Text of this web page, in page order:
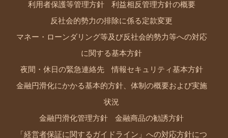
利用者保護等管理方針 利益相反管理方針の概要
反社会的勢力の排除に係る定款変更
マネー・ローンダリング等及び反社会的勢力等への対応
に関する基本方針
夜間・休日の緊急連絡先 情報セキュリティ基本方針
金融円滑化にかかる基本的方針、体制の概要および実施
状況
金融円滑化管理方針 金融商品の勧誘方針
「経営者保証に関するガイドライン」への対応方針につ